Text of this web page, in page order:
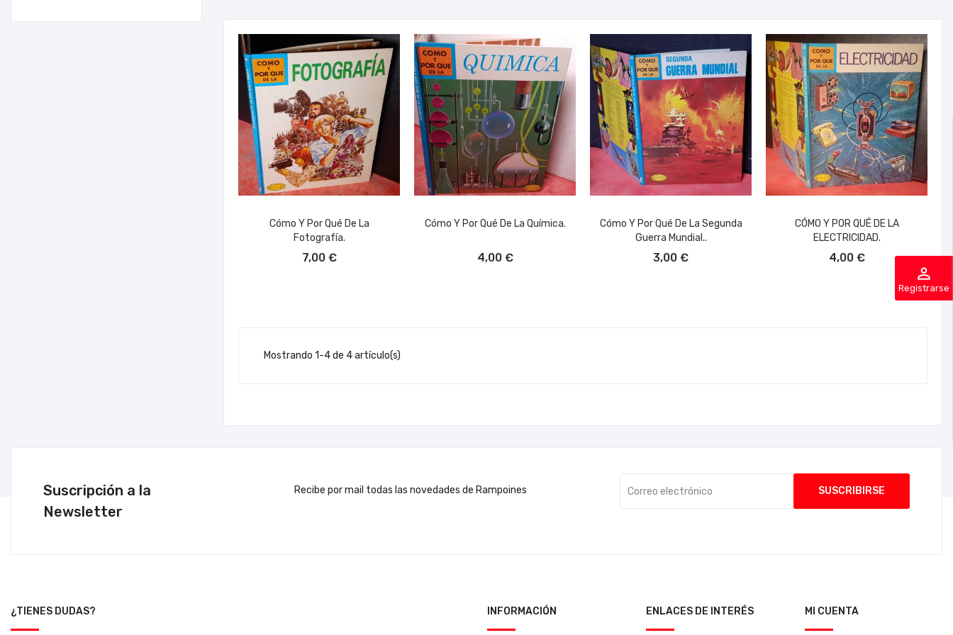
perm_identity
Registrarse
Cómo Y Por Qué De La
Fotografía.
7,00 €
Cómo Y Por Qué De La Química.
4,00 €
Cómo Y Por Qué De La Segunda
Guerra Mundial..
3,00 €
CÓMO Y POR QUÉ DE LA
ELECTRICIDAD.
4,00 €
Mostrando 1-4 de 4 artículo(s)
Suscripción a la
Newsletter
Recibe por mail todas las novedades de Rampoines
¿TIENES DUDAS? INFORMACIÓN ENLACES DE INTERÉS MI CUENTA